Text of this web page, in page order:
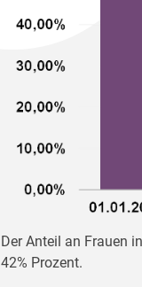
Der Anteil an Frauen
42% Prozent.